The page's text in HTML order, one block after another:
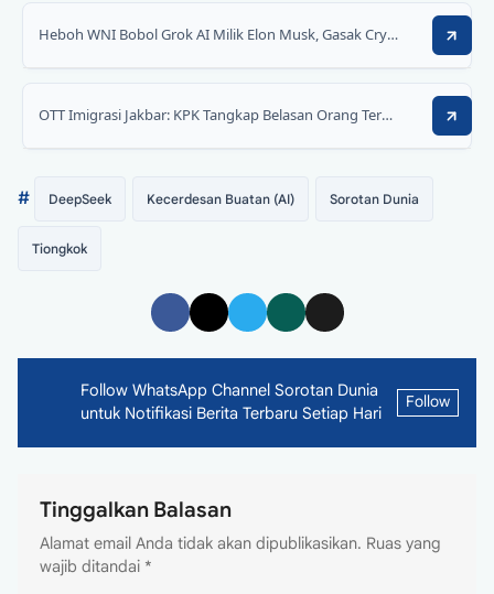
Heboh WNI Bobol Grok AI Milik Elon Musk, Gasak Crypto Rp3,4 Miliar dengan Kode Morse
OTT Imigrasi Jakbar: KPK Tangkap Belasan Orang Termasuk Kakanim Ronald Arman Abdullah
# DeepSeek Kecerdesan Buatan (AI) Sorotan Dunia
Tiongkok
Follow WhatsApp Channel Sorotan Dunia
untuk Notifikasi Berita Terbaru Setiap Hari
Follow
Tinggalkan Balasan
Alamat email Anda tidak akan dipublikasikan. Ruas yang
wajib ditandai *